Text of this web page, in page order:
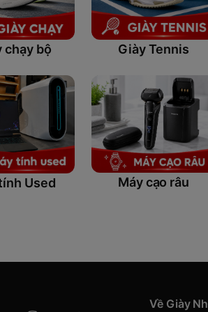
cục diện
The
đến
năm. Sự
của một
Đây là
tình
chúng
Đây
Giá
chạy bộ Giày Tennis
Used Máy cạo râu
Về Giày